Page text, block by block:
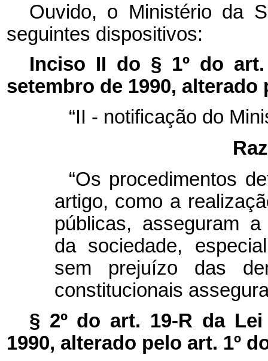
Ouvido, o Ministério da
seguintes dispositivos:
Inciso II do § 1º do
setembro de 1990,
“II - notificação do
“Os procedimentos
artigo, como a
públicas, asseguram
da sociedade,
sem prejuízo das
constitucionais
§ 2º do art. 19-R da
1990, alterado pelo art. 1º